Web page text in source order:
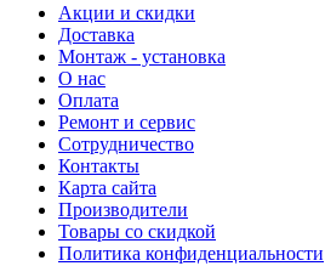
Акции и скидки
Доставка
Монтаж - установка
О нас
Оплата
Ремонт и сервис
Сотрудничество
Контакты
Карта сайта
Производители
Товары со скидкой
Политика конфиденциальности